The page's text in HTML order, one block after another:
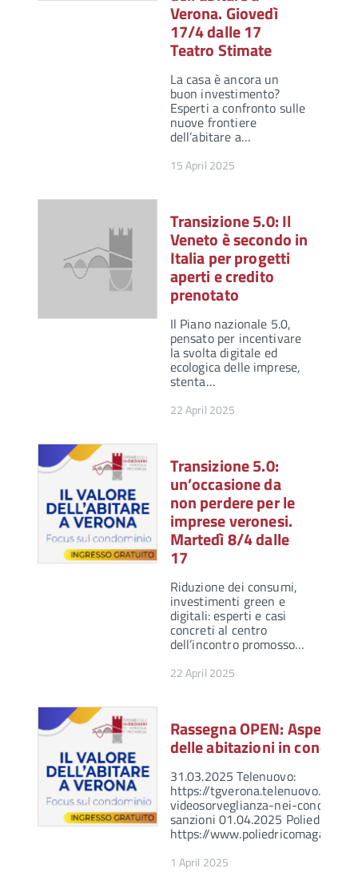
Verona. Giovedì
17/4 dalle 17
Teatro Stimate
La casa è ancora un
buon investimento?
Esperti a confronto sulle
nuove frontiere
dell’abitare a…
15 April 2025
Transizione 5.0: Il
Veneto è secondo in
Italia per progetti
aperti e credito
prenotato
Il Piano nazionale 5.0,
pensato per incentivare
la svolta digitale ed
ecologica delle imprese,
stenta…
22 April 2025
Transizione 5.0:
un’occasione da
non perdere per le
imprese veronesi.
Martedì 8/4 dalle
17
Riduzione dei consumi,
investimenti green e
digitali: esperti e casi
concreti al centro
dell’incontro promosso…
22 April 2025
Rassegna OPEN: Aspetti
delle abitazioni in
31.03.2025 Telenuovo:
https://tgverona.telenuovo.it/
videosorveglianza-nei-
sanzioni 01.04.2025 Poliedrico
https://
1 April 2025